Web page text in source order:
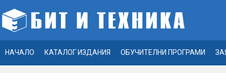
НАЧАЛО КАТАЛОГ ИЗДАНИЯ ОБУЧИТЕЛНИ ПРОГРАМИ